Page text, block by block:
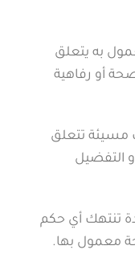
به يتعلق
أو رفاهية
مسيئة تتعلق
التفضيل
تنتهك أي حكم
معمول بها.